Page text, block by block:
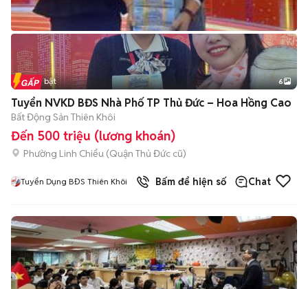
+2
Tin nổi bật 6
Tuyển NVKD BĐS Nhà Phố TP Thủ Đức – Hoa Hồng Cao
Bất Động Sản Thiên Khôi
Đến 500 triệu (lương khoán)
Phường Linh Chiểu (Quận Thủ Đức cũ)
Tuyển Dụng BĐS Thiên Khôi Bấm để hiện số Chat